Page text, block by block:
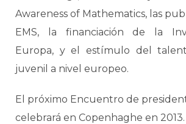
Awareness of Mathematics, las
EMS, la financiación de la
Europa, y el estímulo del
juvenil a nivel europeo.
El próximo Encuentro de
celebrará en Copenhaghe en 2013.